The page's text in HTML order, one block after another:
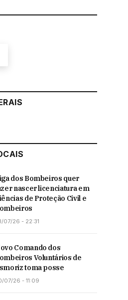
dos Bombeiros quer
nascer licenciatura em
de Proteção Civil e
07/26 - 22:31
Comando dos
Voluntários de
toma posse
07/26 - 11:09